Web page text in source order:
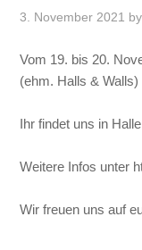
3. November 2021
Vom 19. bis 20.
(ehm. Halls &
Ihr findet uns in
Weitere Infos unter
Wir freuen uns auf